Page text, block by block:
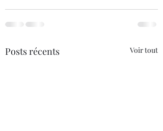
Posts récents Voir tout